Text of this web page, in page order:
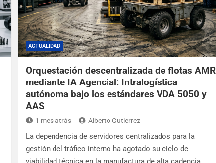
ACTUALIDAD
Orquestación descentralizada de flotas AMR
mediante IA Agencial: Intralogística
autónoma bajo los estándares VDA 5050 y
AAS
1 mes atrás Alberto Gutierrez
La dependencia de servidores centralizados para la
gestión del tráfico interno ha agotado su ciclo de
viabilidad técnica en la manufactura de alta cadencia.